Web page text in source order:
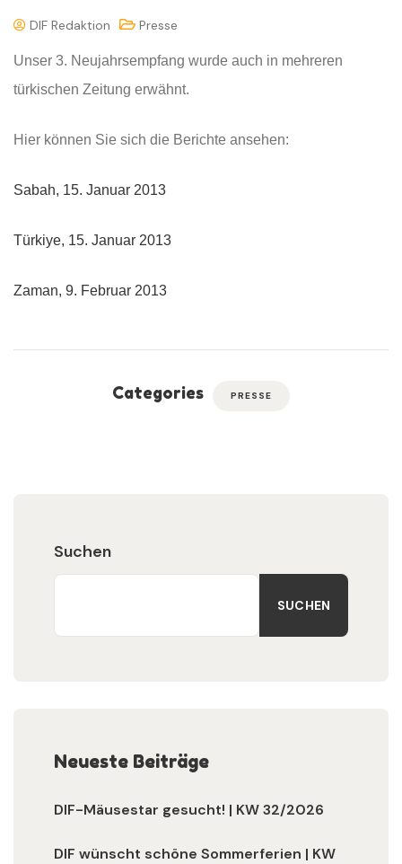
DIF Redaktion Presse
Unser 3. Neujahrsempfang wurde auch in mehreren
türkischen Zeitung erwähnt.
Hier können Sie sich die Berichte ansehen:
Sabah, 15. Januar 2013
Türkiye, 15. Januar 2013
Zaman, 9. Februar 2013
Categories PRESSE
Suchen
SUCHEN
Neueste Beiträge
DIF-Mäusestar gesucht! | KW 32/2026
DIF wünscht schöne Sommerferien | KW